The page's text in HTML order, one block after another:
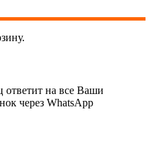
ответит на все Ваши
через WhatsApp